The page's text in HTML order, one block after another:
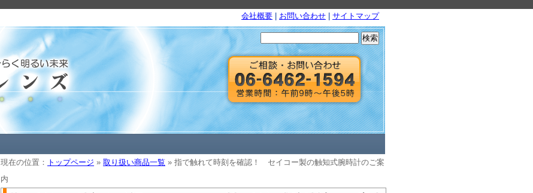
会社概要 お問い合わせ サイトマップ
索:
現在の位置： トップページ » 取り扱い商品一覧 » 指で触れて時刻を確認！ セイコー製の触知式腕時計のご案
内